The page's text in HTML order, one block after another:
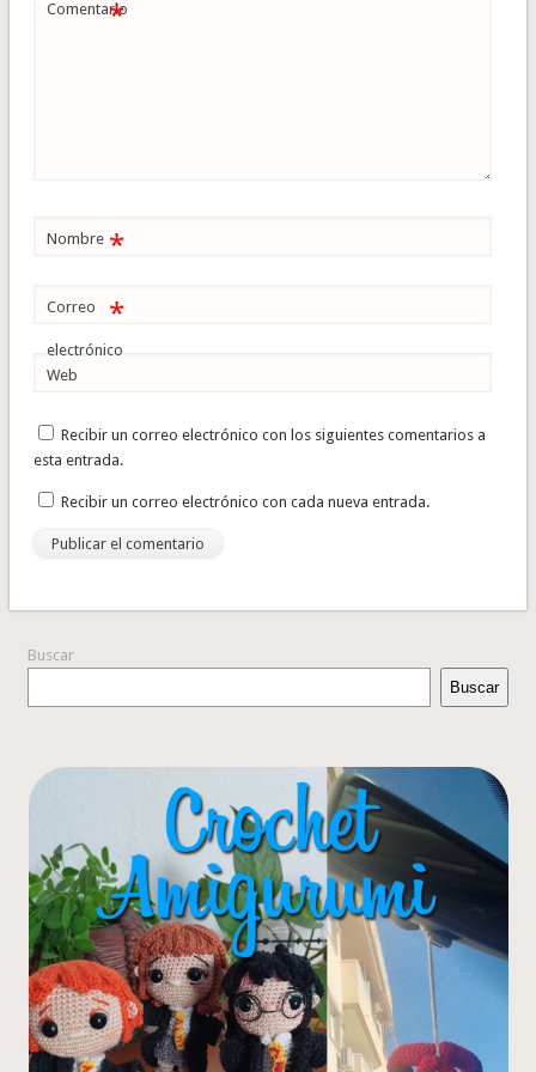
Comentario
*
Nombre *
Correo
electrónico
*
Web
Recibir un correo electrónico con los siguientes comentarios a
esta entrada.
Recibir un correo electrónico con cada nueva entrada.
Buscar
Buscar